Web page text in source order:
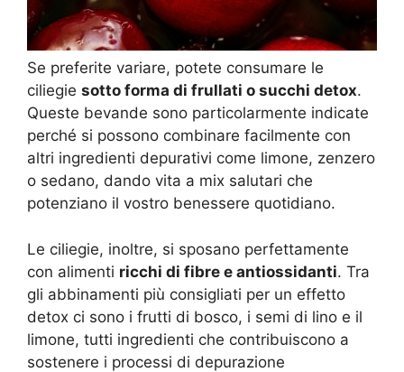
Se preferite variare, potete consumare le
ciliegie sotto forma di frullati o succhi detox.
Queste bevande sono particolarmente indicate
perché si possono combinare facilmente con
altri ingredienti depurativi come limone, zenzero
o sedano, dando vita a mix salutari che
potenziano il vostro benessere quotidiano.
Le ciliegie, inoltre, si sposano perfettamente
con alimenti ricchi di fibre e antiossidanti. Tra
gli abbinamenti più consigliati per un effetto
detox ci sono i frutti di bosco, i semi di lino e il
limone, tutti ingredienti che contribuiscono a
sostenere i processi di depurazione